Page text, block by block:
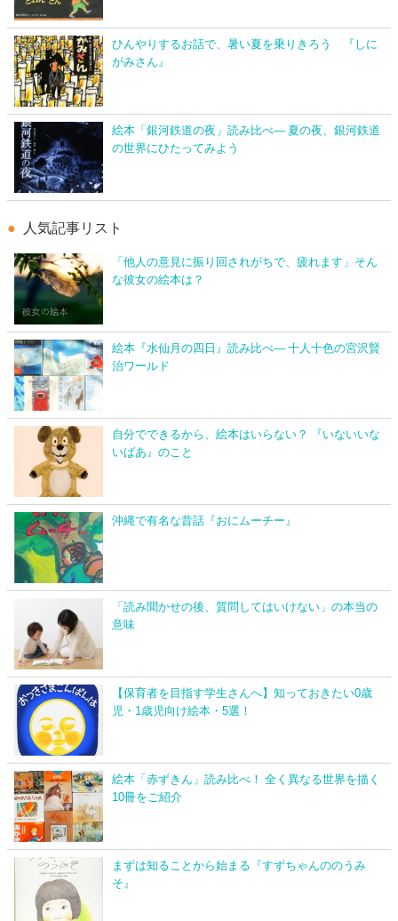
ひんやりするお話で、暑い夏を乗りきろう 『しに
がみさん』
絵本「銀河鉄道の夜」読み比べ― 夏の夜、銀河鉄道
の世界にひたってみよう
人気記事リスト
「他人の意見に振り回されがちで、疲れます」そん
な彼女の絵本は？
絵本『水仙月の四日』読み比べ― 十人十色の宮沢賢
治ワールド
自分でできるから、絵本はいらない？ 『いないいな
いばあ』のこと
沖縄で有名な昔話『おにムーチー』
「読み聞かせの後、質問してはいけない」の本当の
意味
【保育者を目指す学生さんへ】知っておきたい0歳
児・1歳児向け絵本・5選！
絵本「赤ずきん」読み比べ！ 全く異なる世界を描く
10冊をご紹介
まずは知ることから始まる『すずちゃんののうみ
そ』